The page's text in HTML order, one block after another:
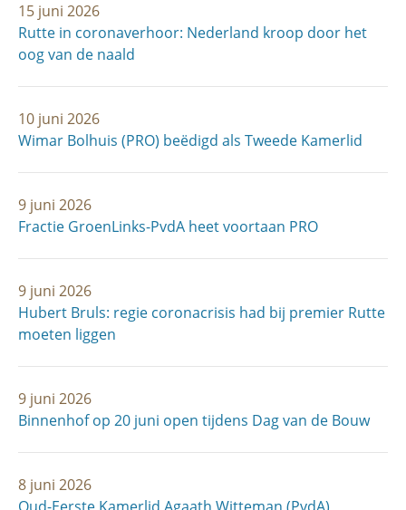
15 juni 2026
Rutte in coronaverhoor: Nederland kroop door het
oog van de naald
10 juni 2026
Wimar Bolhuis (PRO) beëdigd als Tweede Kamerlid
9 juni 2026
Fractie GroenLinks-PvdA heet voortaan PRO
9 juni 2026
Hubert Bruls: regie coronacrisis had bij premier Rutte
moeten liggen
9 juni 2026
Binnenhof op 20 juni open tijdens Dag van de Bouw
8 juni 2026